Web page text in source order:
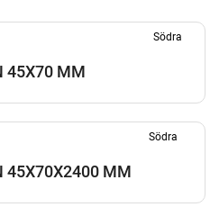
Södra
45X70 MM
Södra
45X70X2400 MM